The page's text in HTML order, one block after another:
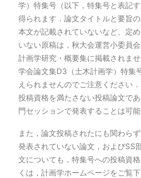
学）特集号（以下，特集号と表記
得られます．論文タイトルと要旨
本文が記載されていないなど、定
いない原稿は，秋大会運営小委員
計画学研究・概要集に掲載されま
学会論文集D3（土木計画学）特集
えられませんのでご注意ください
投稿資格を満たさない投稿論文で
門セッションで発表することは可能
また，論文投稿されたにも関わら
発表されていない論文，およびSS
文についても，特集号への投稿資
くは，計画学ホームページをご覧下